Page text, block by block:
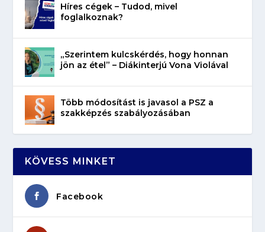
Híres cégek – Tudod, mivel
foglalkoznak?
„Szerintem kulcskérdés, hogy honnan
jön az étel” – Diákinterjú Vona Violával
Több módosítást is javasol a PSZ a
szakképzés szabályozásában
KÖVESS MINKET
Facebook